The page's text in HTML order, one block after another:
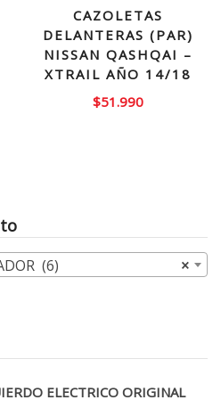
CAZOLETAS
DELANTERAS (PAR)
NISSAN QASHQAI –
XTRAIL AÑO 14/18
$51.990
×
(6)
ELECTRICO ORIGINAL